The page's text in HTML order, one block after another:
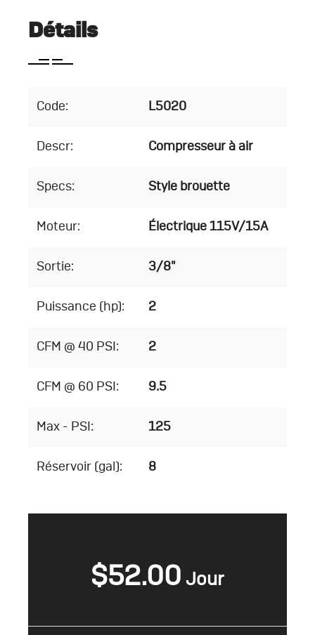
Détails
Code: L5020
Descr: Compresseur à air
Specs: Style brouette
Moteur: Électrique 115V/15A
Sortie: 3/8"
Puissance (hp): 2
CFM @ 40 PSI: 2
CFM @ 60 PSI: 9.5
Max - PSI: 125
Réservoir (gal): 8
$52.00